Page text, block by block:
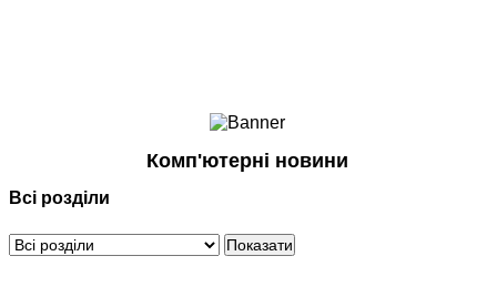
Смартфони
Периферія
Програмне забезпечення
Комп'ютерні новини
Всі розділи